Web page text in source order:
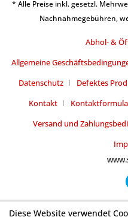
* Alle Preise inkl. gesetzl.
Nachnahmegebühren,
Abhol- &
Allgemeine
Datenschutz
Defektes
Kontakt
Versand und
Diese Website verwendet